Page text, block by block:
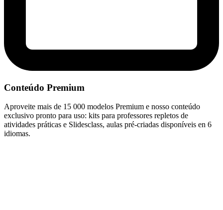
Conteúdo Premium
Aproveite mais de 15 000 modelos Premium e nosso conteúdo
exclusivo pronto para uso: kits para professores repletos de
atividades práticas e Slidesclass, aulas pré-criadas disponíveis en 6
idiomas.